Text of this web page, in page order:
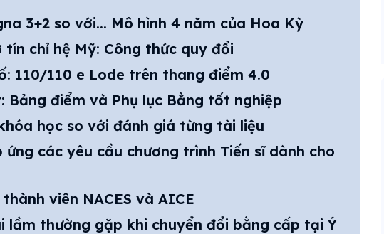
3+2 so với... Mô hình 4 năm của Hoa Kỳ
tín chỉ hệ Mỹ: Công thức quy đổi
110/110 e Lode trên thang điểm 4.0
Bảng điểm và Phụ lục Bằng tốt nghiệp
học so với đánh giá từng tài liệu
ứng các yêu cầu chương trình Tiến sĩ dành cho
viên NACES và AICE
lầm thường gặp khi chuyển đổi bằng cấp tại Ý